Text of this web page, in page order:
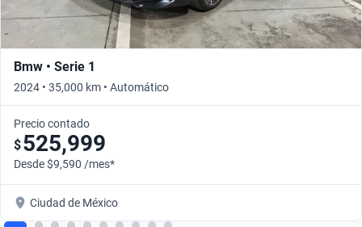
Bmw • Serie 1
2024 • 35,000 km • Automático
Precio contado
$525,999
Desde $9,590 /mes*
Ciudad de México